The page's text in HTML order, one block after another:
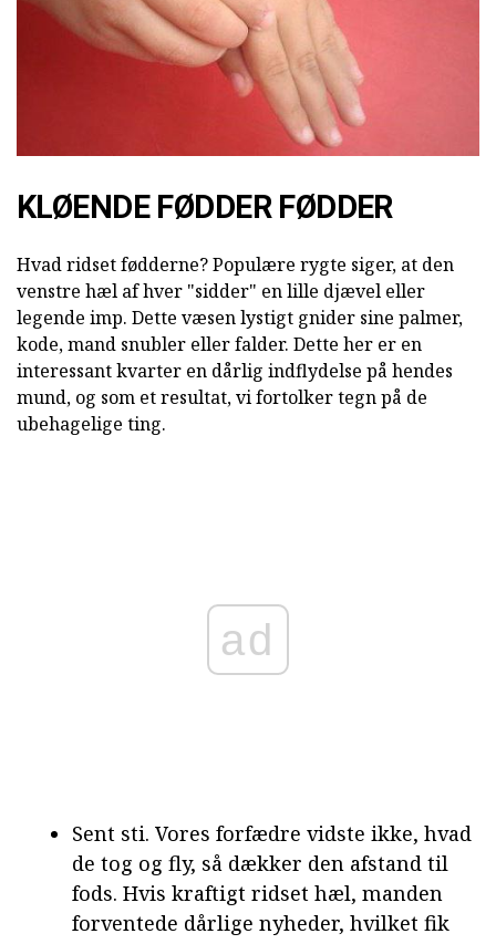
KLØENDE FØDDER FØDDER
Hvad ridset fødderne? Populære rygte siger, at den
venstre hæl af hver "sidder" en lille djævel eller
legende imp. Dette væsen lystigt gnider sine palmer,
kode, mand snubler eller falder. Dette her er en
interessant kvarter en dårlig indflydelse på hendes
mund, og som et resultat, vi fortolker tegn på de
ubehagelige ting.
ad
Sent sti. Vores forfædre vidste ikke, hvad
de tog og fly, så dækker den afstand til
fods. Hvis kraftigt ridset hæl, manden
forventede dårlige nyheder, hvilket fik